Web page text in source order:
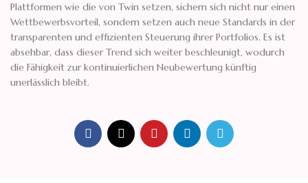
Plattformen wie die von Twin setzen, sichern sich nicht nur einen
Wettbewerbsvorteil, sondern setzen auch neue Standards in der
transparenten und effizienten Steuerung ihrer Portfolios. Es ist
absehbar, dass dieser Trend sich weiter beschleunigt, wodurch
die Fähigkeit zur kontinuierlichen Neubewertung künftig
unerlässlich bleibt.